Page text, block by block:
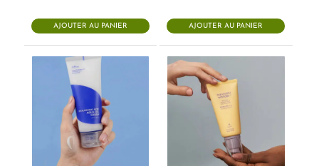
AJOUTER AU PANIER AJOUTER AU PANIER